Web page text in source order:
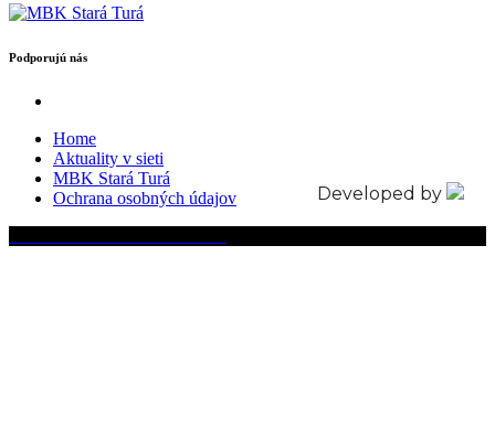
Podporujú nás
Home
Aktuality v sieti
MBK Stará Turá
Ochrana osobných údajov
Developed by